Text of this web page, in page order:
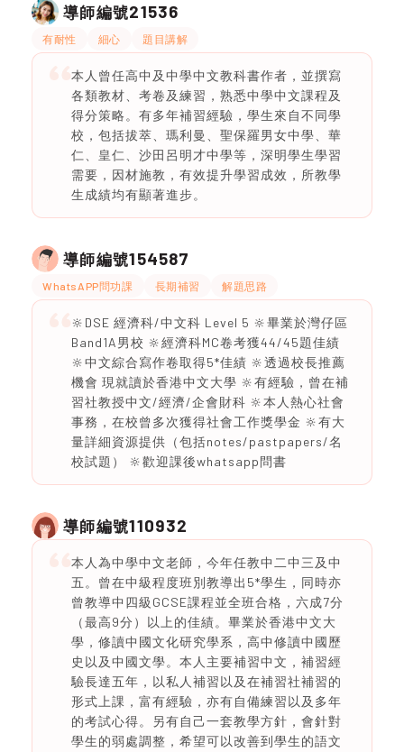
導師編號21536
有耐性 細心 題目講解
本人曾任高中及中學中文教科書作者，並撰寫
各類教材、考卷及練習，熟悉中學中文課程及
得分策略。有多年補習經驗，學生來自不同學
校，包括拔萃、瑪利曼、聖保羅男女中學、華
仁、皇仁、沙田呂明才中學等，深明學生學習
需要，因材施教，有效提升學習成效，所教學
生成績均有顯著進步。
導師編號154587
WhatsAPP問功課 長期補習 解題思路
🔆DSE 經濟科/中文科 Level 5 🔆畢業於灣仔區
Band1A男校 🔆經濟科MC卷考獲44/45題佳績
🔆中文綜合寫作卷取得5*佳績 🔆透過校長推薦
機會 現就讀於香港中文大學 🔆有經驗，曾在補
習社教授中文/經濟/企會財科 🔆本人熱心社會
事務，在校曾多次獲得社會工作獎學金 🔆有大
量詳細資源提供（包括notes/pastpapers/名
校試題） 🔆歡迎課後whatsapp問書
導師編號110932
本人為中學中文老師，今年任教中二中三及中
五。曾在中級程度班別教導出5*學生，同時亦
曾教導中四級GCSE課程並全班合格，六成7分
（最高9分）以上的佳績。畢業於香港中文大
學，修讀中國文化研究學系，高中修讀中國歷
史以及中國文學。本人主要補習中文，補習經
驗長達五年，以私人補習以及在補習社補習的
形式上課，富有經驗，亦有自備練習以及多年
的考試心得。另有自己一套教學方針，會針對
學生的弱處調整，希望可以改善到學生的語文